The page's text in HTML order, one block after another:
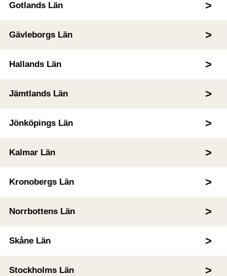
Gotlands Län
Gävleborgs Län
Hallands Län
Jämtlands Län
Jönköpings Län
Kalmar Län
Kronobergs Län
Norrbottens Län
Skåne Län
Stockholms Län